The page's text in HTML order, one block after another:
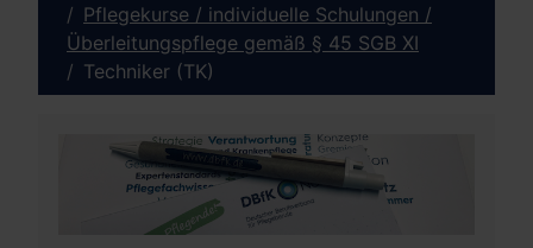
Pflegekurse / individuelle Schulungen /
Überleitungspflege gemäß § 45 SGB XI
Techniker (TK)